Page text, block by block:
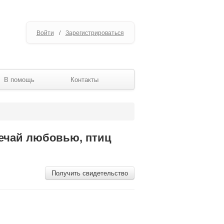
Войти / Зарегистрироваться
В помощь Контакты
любовью, птиц
Получить свидетельство